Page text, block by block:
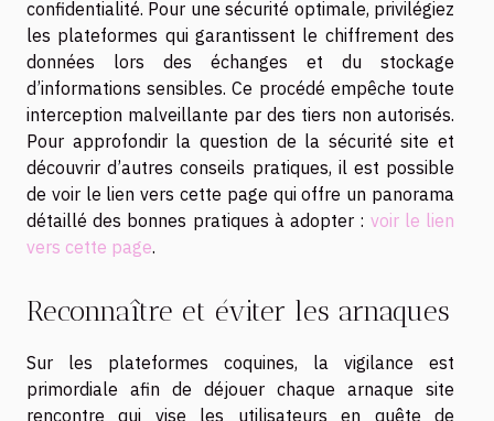
confidentialité. Pour une sécurité optimale, privilégiez
les plateformes qui garantissent le chiffrement des
données lors des échanges et du stockage
d’informations sensibles. Ce procédé empêche toute
interception malveillante par des tiers non autorisés.
Pour approfondir la question de la sécurité site et
découvrir d’autres conseils pratiques, il est possible
de voir le lien vers cette page qui offre un panorama
détaillé des bonnes pratiques à adopter : voir le lien
vers cette page.
Reconnaître et éviter les arnaques
Sur les plateformes coquines, la vigilance est
primordiale afin de déjouer chaque arnaque site
rencontre qui vise les utilisateurs en quête de